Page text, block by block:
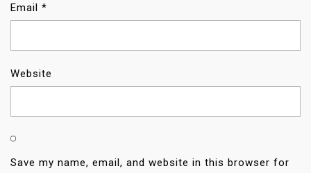
Email *
Website
Save my name, email, and website in this browser for